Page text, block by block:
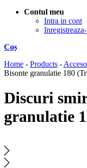
Contul meu
Intra in cont
Coș
Home - Products -
Bisonte granulatie 180
Discuri
granulatie